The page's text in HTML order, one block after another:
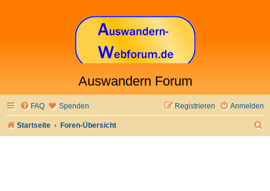
Auswandern Forum
FAQ Spenden Anmelden
Registrieren
Startseite Foren-Übersicht